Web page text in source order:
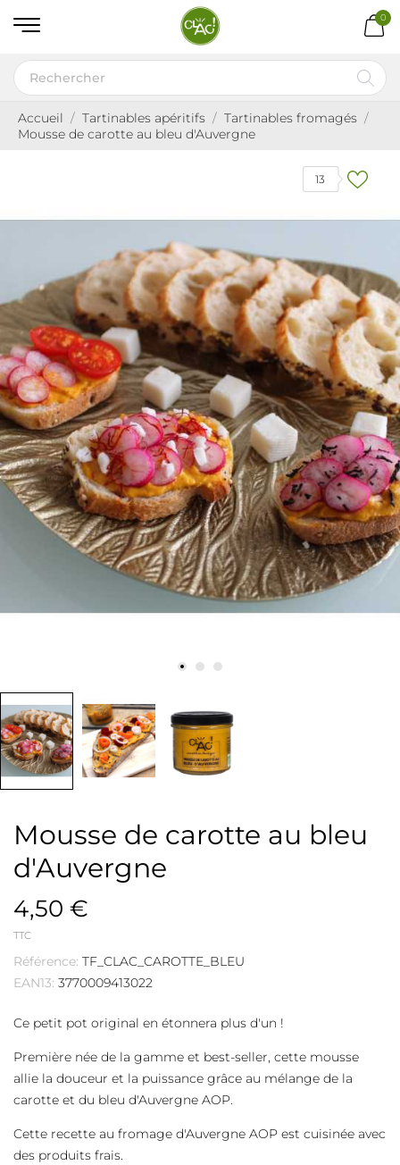
0
Accueil Tartinables apéritifs
Tartinables fromagés
Mousse de carotte au bleu d'Auvergne
13
Mousse de carotte au bleu
d'Auvergne
4,50 €
TTC
Référence: TF_CLAC_CAROTTE_BLEU
EAN13: 3770009413022
Ce petit pot original en étonnera plus d'un !
Première née de la gamme et best-seller, cette mousse
allie la douceur et la puissance grâce au mélange de la
carotte et du bleu d'Auvergne AOP.
Cette recette au fromage d'Auvergne AOP est cuisinée avec
des produits frais.